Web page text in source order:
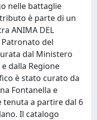
nelle battaglie
è parte di un
ANIMA DEL
del
dal Ministero
dalla Regione
è stato curato da
Fontanella e
tenuta a partire dal 6
Il catalogo